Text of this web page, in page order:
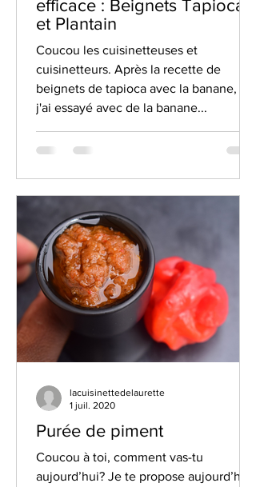
efficace : Beignets Tapioca
et Plantain
Coucou les cuisinetteuses et
cuisinetteurs. Après la recette de
beignets de tapioca avec la banane, ICI,
j'ai essayé avec de la banane...
Purée de piment
Coucou à toi, comment vas-tu
aujourd’hui? Je te propose aujourd’hui
lacuisinettedelaurette
1 juil. 2020